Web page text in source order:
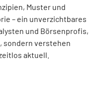
Muster und
– ein unverzichtbares
und Börsenprofis,
sondern verstehen
aktuell.